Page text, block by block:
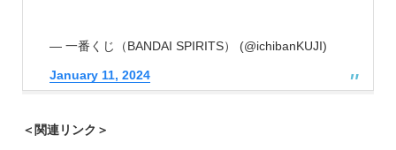
— 一番くじ（BANDAI SPIRITS） (@ichibanKUJI)
January 11, 2024
＜関連リンク＞